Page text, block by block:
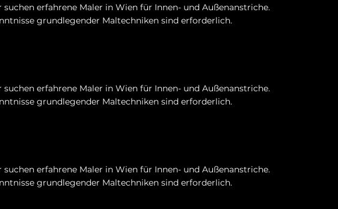
erfahrene Maler in Wien für Innen- und Außenanstriche.
grundlegender Maltechniken sind erforderlich.
erfahrene Maler in Wien für Innen- und Außenanstriche.
grundlegender Maltechniken sind erforderlich.
erfahrene Maler in Wien für Innen- und Außenanstriche.
grundlegender Maltechniken sind erforderlich.